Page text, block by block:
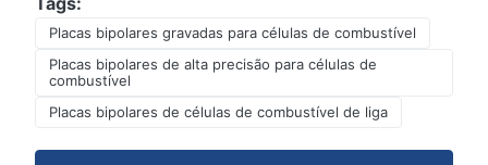
Placas bipolares gravadas para células de combustível
Placas bipolares de alta precisão para células de
combustível
Placas bipolares de células de combustível de liga